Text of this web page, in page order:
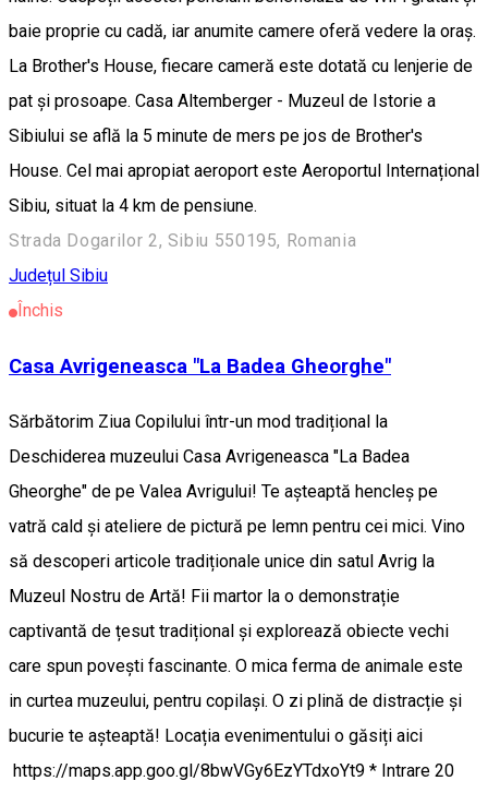
baie proprie cu cadă, iar anumite camere oferă vedere la oraș.
La Brother's House, fiecare cameră este dotată cu lenjerie de
pat și prosoape. Casa Altemberger - Muzeul de Istorie a
Sibiului se află la 5 minute de mers pe jos de Brother's
House. Cel mai apropiat aeroport este Aeroportul Internațional
Sibiu, situat la 4 km de pensiune.
Strada Dogarilor 2, Sibiu 550195, Romania
Județul Sibiu
Închis
Casa Avrigeneasca "La Badea Gheorghe"
Sărbătorim Ziua Copilului într-un mod tradițional la
Deschiderea muzeului Casa Avrigeneasca "La Badea
Gheorghe" de pe Valea Avrigului! Te așteaptă hencleș pe
vatră cald și ateliere de pictură pe lemn pentru cei mici. Vino
să descoperi articole tradiționale unice din satul Avrig la
Muzeul Nostru de Artă! Fii martor la o demonstrație
captivantă de țesut tradițional și explorează obiecte vechi
care spun povești fascinante. O mica ferma de animale este
in curtea muzeului, pentru copilași. O zi plină de distracție și
bucurie te așteaptă! Locația evenimentului o găsiți aici
https://maps.app.goo.gl/8bwVGy6EzYTdxoYt9 * Intrare 20